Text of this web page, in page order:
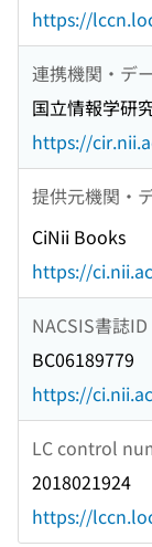
https://
連携機関・デ
国立情報学研
https://
提供元機関・
CiNii Books
https://
NACSIS書誌ID
BC06189779
https://
LC control
2018021924
https://